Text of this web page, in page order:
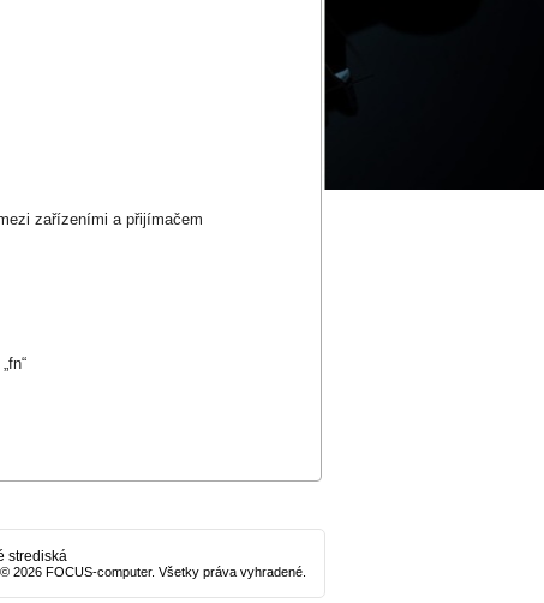
zařízeními a přijímačem
strediská
2026 FOCUS-computer. Všetky práva vyhradené.